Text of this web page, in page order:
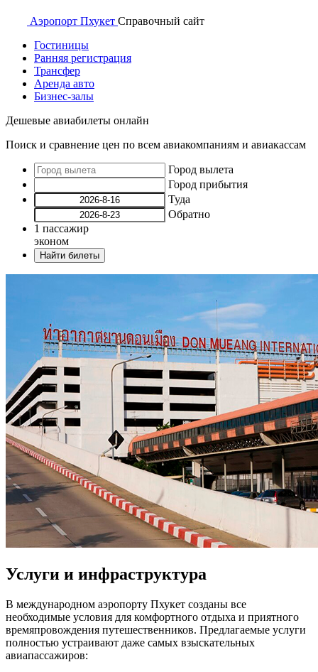
Аэропорт Пхукет Справочный сайт
Гостиницы
Ранняя регистрация
Трансфер
Аренда авто
Бизнес-залы
Дешевые авиабилеты онлайн
Поиск и сравнение цен по всем авиакомпаниям и авиакассам
Город вылета
Город прибытия
Туда
Обратно
1 пассажир
эконом
Найти билеты
Услуги и инфраструктура
В международном аэропорту Пхукет созданы все
необходимые условия для комфортного отдыха и приятного
времяпровождения путешественников. Предлагаемые услуги
полностью устраивают даже самых взыскательных
авиапассажиров: